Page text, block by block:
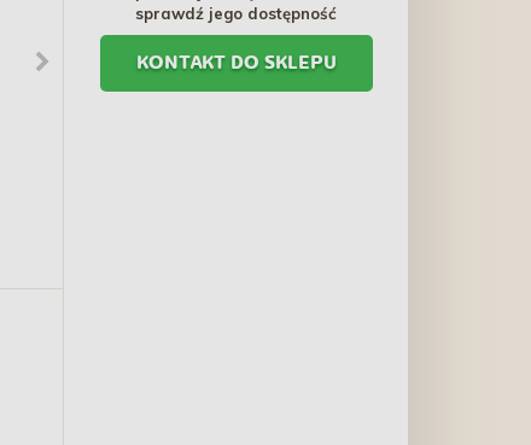
sprawdź jego dostępność
KONTAKT DO SKLEPU